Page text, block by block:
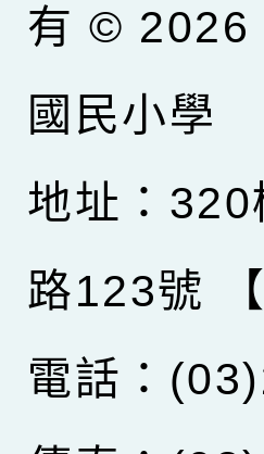
有 © 2026
國民小學
地址：
路123號
電話：